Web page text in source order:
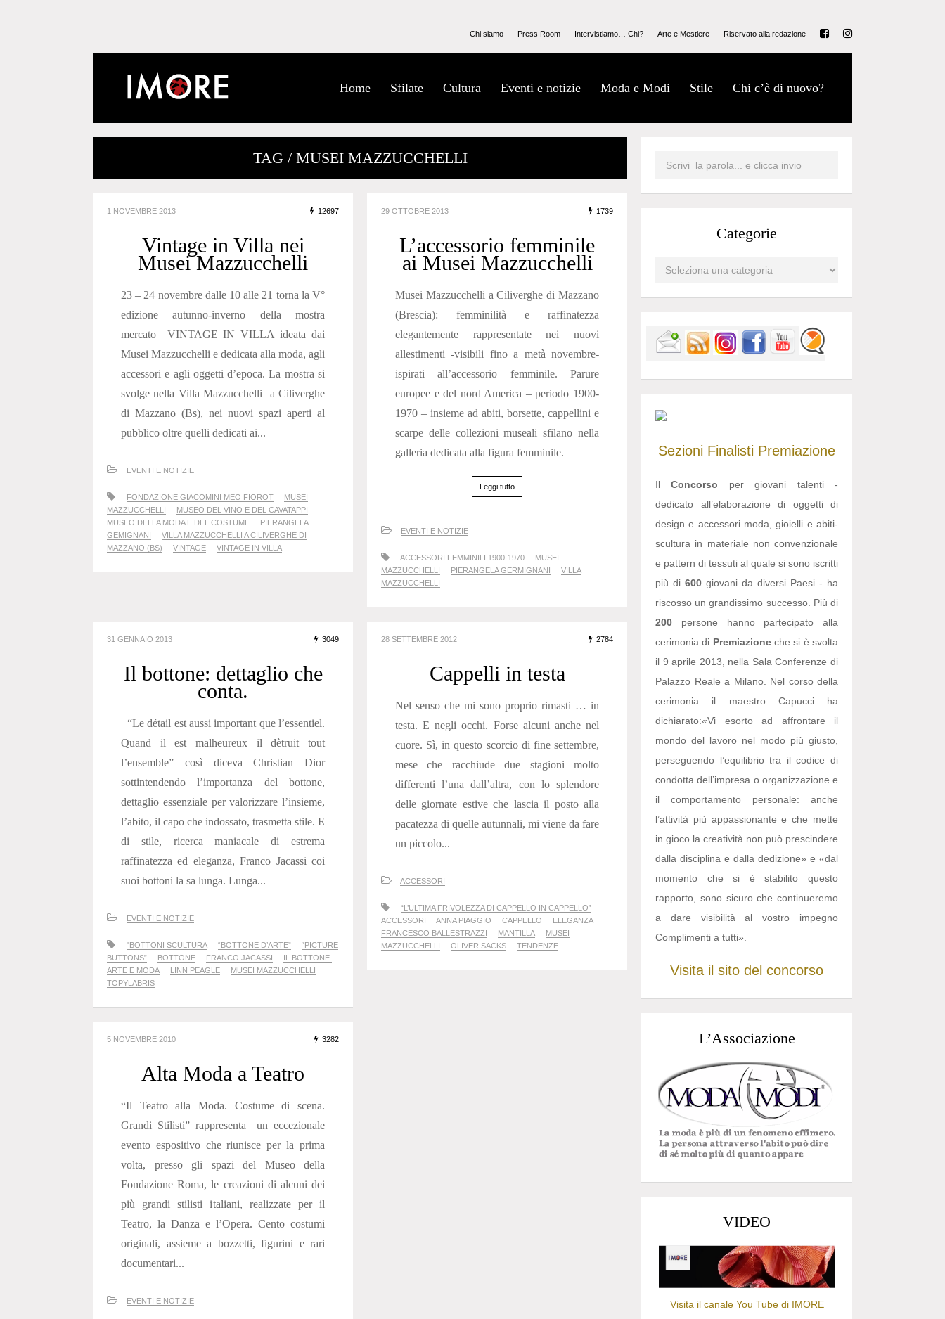
Chi siamo Press Room Intervistiamo… Chi? Arte e Mestiere Riservato alla redazione
Home Sfilate Cultura Eventi e notizie Moda e Modi Stile Chi c’è di nuovo?
TAG / MUSEI MAZZUCCHELLI
1 NOVEMBRE 2013 12697
Vintage in Villa nei
Musei Mazzucchelli
23 – 24 novembre dalle 10 alle 21 torna la V°
edizione autunno-inverno della mostra
mercato VINTAGE IN VILLA ideata dai
Musei Mazzucchelli e dedicata alla moda, agli
accessori e agli oggetti d’epoca. La mostra si
svolge nella Villa Mazzucchelli a Ciliverghe
di Mazzano (Bs), nei nuovi spazi aperti al
pubblico oltre quelli dedicati ai...
EVENTI E NOTIZIE
FONDAZIONE GIACOMINI MEO FIOROT
MUSEI
MAZZUCCHELLI
MUSEO DEL VINO E DEL CAVATAPPI
MUSEO DELLA MODA E DEL COSTUME
PIERANGELA
GEMIGNANI
VILLA MAZZUCCHELLI A CILIVERGHE DI
MAZZANO (BS)
VINTAGE VINTAGE IN VILLA
29 OTTOBRE 2013 1739
L’accessorio femminile
ai Musei Mazzucchelli
Musei Mazzucchelli a Ciliverghe di Mazzano
(Brescia): femminilità e raffinatezza
elegantemente rappresentate nei nuovi
allestimenti -visibili fino a metà novembre-
ispirati all’accessorio femminile. Parure
europee e del nord America – periodo 1900-
1970 – insieme ad abiti, borsette, cappellini e
scarpe delle collezioni museali sfilano nella
galleria dedicata alla figura femminile.
Leggi tutto
EVENTI E NOTIZIE
ACCESSORI FEMMINILI 1900-1970
MUSEI
MAZZUCCHELLI
PIERANGELA GERMIGNANI
VILLA
MAZZUCCHELLI
31 GENNAIO 2013 3049
Il bottone: dettaglio che
conta.
“Le détail est aussi important que l’essentiel.
Quand il est malheureux il dètruit tout
l’ensemble” così diceva Christian Dior
sottintendendo l’importanza del bottone,
dettaglio essenziale per valorizzare l’insieme,
l’abito, il capo che indossato, trasmetta stile. E
di stile, ricerca maniacale di estrema
raffinatezza ed eleganza, Franco Jacassi coi
suoi bottoni la sa lunga. Lunga...
EVENTI E NOTIZIE
"BOTTONI SCULTURA “BOTTONE D’ARTE”
“PICTURE
BUTTONS”
BOTTONE FRANCO JACASSI
IL BOTTONE.
ARTE E MODA
LINN PEAGLE
MUSEI MAZZUCCHELLI
TOPYLABRIS
28 SETTEMBRE 2012 2784
Cappelli in testa
Nel senso che mi sono proprio rimasti … in
testa. E negli occhi. Forse alcuni anche nel
cuore. Sì, in questo scorcio di fine settembre,
mese che racchiude due stagioni molto
differenti l’una dall’altra, con lo splendore
delle giornate estive che lascia il posto alla
pacatezza di quelle autunnali, mi viene da fare
un piccolo...
ACCESSORI
“L’ULTIMA FRIVOLEZZA DI CAPPELLO IN CAPPELLO”
ACCESSORI
ANNA PIAGGIO CAPPELLO
ELEGANZA
FRANCESCO BALLESTRAZZI
MANTILLA
MUSEI
MAZZUCCHELLI
OLIVER SACKS TENDENZE
5 NOVEMBRE 2010 3282
Alta Moda a Teatro
“Il Teatro alla Moda. Costume di scena.
Grandi Stilisti” rappresenta un eccezionale
evento espositivo che riunisce per la prima
volta, presso gli spazi del Museo della
Fondazione Roma, le creazioni di alcuni dei
più grandi stilisti italiani, realizzate per il
Teatro, la Danza e l’Opera. Cento costumi
originali, assieme a bozzetti, figurini e rari
documentari...
EVENTI E NOTIZIE
Categorie
Sezioni Finalisti Premiazione
IlConcorso per giovani talenti -
dedicato all’elaborazione di oggetti di
design e accessori moda, gioielli e abiti-
scultura in materiale non convenzionale
e pattern di tessuti al quale si sono iscritti
più di 600 giovani da diversi Paesi - ha
riscosso un grandissimo successo. Più di
200 persone hanno partecipato alla
cerimonia di Premiazioneche si è svolta
il 9 aprile 2013, nella Sala Conferenze di
Palazzo Reale a Milano. Nel corso della
cerimonia il maestro Capucci ha
dichiarato:«Vi esorto ad affrontare il
mondo del lavoro nel modo più giusto,
perseguendo l’equilibrio tra il codice di
condotta dell’impresa o organizzazione e
il comportamento personale: anche
l’attività più appassionante e che mette
in gioco la creatività non può prescindere
dalla disciplina e dalla dedizione» e «dal
momento che si è stabilito questo
rapporto, sono sicuro che continueremo
a dare visibilità al vostro impegno
Complimenti a tutti».
Visita il sito del concorso
L’Associazione
VIDEO
Visita il canale You Tube di IMORE